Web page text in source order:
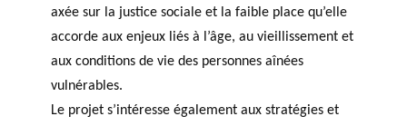
axée sur la justice sociale et la faible place qu’elle
accorde aux enjeux liés à l’âge, au vieillissement et
aux conditions de vie des personnes aînées
vulnérables.
Le projet s’intéresse également aux stratégies et